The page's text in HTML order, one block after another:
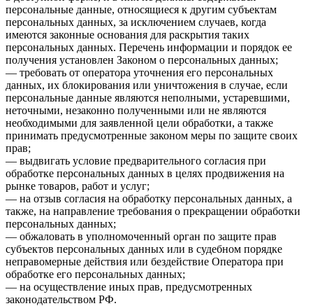
персональные данные, относящиеся к другим субъектам
персональных данных, за исключением случаев, когда
имеются законные основания для раскрытия таких
персональных данных. Перечень информации и порядок ее
получения установлен Законом о персональных данных;
— требовать от оператора уточнения его персональных
данных, их блокирования или уничтожения в случае, если
персональные данные являются неполными, устаревшими,
неточными, незаконно полученными или не являются
необходимыми для заявленной цели обработки, а также
принимать предусмотренные законом меры по защите своих
прав;
— выдвигать условие предварительного согласия при
обработке персональных данных в целях продвижения на
рынке товаров, работ и услуг;
— на отзыв согласия на обработку персональных данных, а
также, на направление требования о прекращении обработки
персональных данных;
— обжаловать в уполномоченный орган по защите прав
субъектов персональных данных или в судебном порядке
неправомерные действия или бездействие Оператора при
обработке его персональных данных;
— на осуществление иных прав, предусмотренных
законодательством РФ.